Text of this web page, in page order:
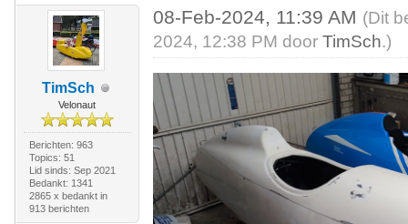
TimSch
Velonaut
Berichten: 963
Topics: 51
Lid sinds: Sep 2021
Bedankt: 1341
2865 x bedankt in
913 berichten
08-Feb-2024, 11:39 AM (Dit
2024, 12:38 PM doorTimSch.)